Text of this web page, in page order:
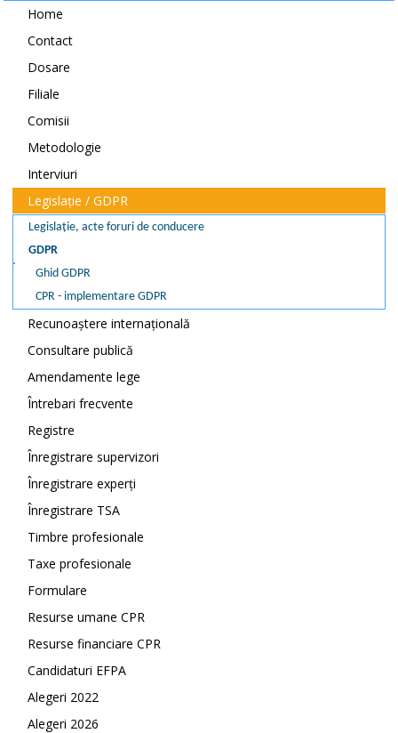
Home
Contact
Dosare
Filiale
Comisii
Metodologie
Interviuri
Legislație / GDPR
Legislație, acte foruri de conducere
GDPR
Ghid GDPR
CPR - implementare GDPR
Recunoaștere internațională
Consultare publică
Amendamente lege
Întrebari frecvente
Registre
Înregistrare supervizori
Înregistrare experți
Înregistrare TSA
Timbre profesionale
Taxe profesionale
Formulare
Resurse umane CPR
Resurse financiare CPR
Candidaturi EFPA
Alegeri 2022
Alegeri 2026